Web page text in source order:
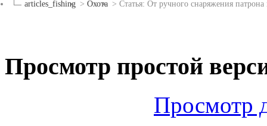
articles_fishing > Охота > Статья: От ручного снаряжения
Просмотр простой
Просмотр